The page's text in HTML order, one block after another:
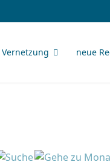
Vernetzung neue